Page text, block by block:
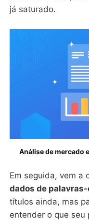
já saturado.
Análise de mercado
Em seguida, vem a
dados de
títulos ainda, mas
entender o que seu